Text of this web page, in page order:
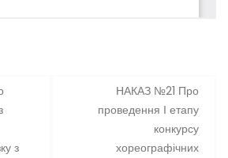
з
НАКАЗ №21 Про
проведення І етапу
конкурсу
хореографічних